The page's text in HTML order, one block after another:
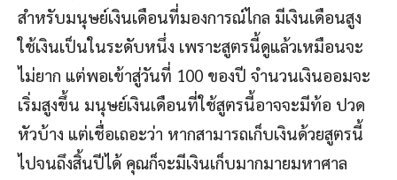
สำหรับมนุษย์เงินเดือนที่มองการณ์ไกล มีเงินเดือนสูง
ใช้เงินเป็นในระดับหนึ่ง เพราะสูตรนี้ดูแล้วเหมือนจะ
ไม่ยาก แต่พอเข้าสู่วันที่ 100 ของปี จำนวนเงินออมจะ
เริ่มสูงขึ้น มนุษย์เงินเดือนที่ใช้สูตรนี้อาจจะมีท้อ ปวด
หัวบ้าง แต่เชื่อเถอะว่า หากสามารถเก็บเงินด้วยสูตรนี้
ไปจนถึงสิ้นปีได้ คุณก็จะมีเงินเก็บมากมายมหาศาล